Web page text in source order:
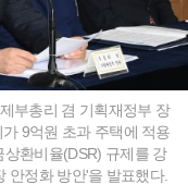
부총리 겸 기획재정부 장
9억원 초과 주택에 적용
환비율(DSR) 규제를 강
안정화 방안'을 발표했다.